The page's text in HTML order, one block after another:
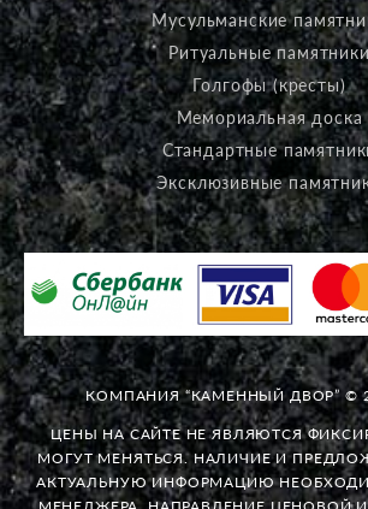
Мусульманские
Ритуальные
Голгофы (кресты)
Мемориальная доска
Стандартные
Эксклюзивные
КОМПАНИЯ “КАМЕННЫЙ ДВОР” ©
ЦЕНЫ НА САЙТЕ НЕ ЯВЛЯЮТСЯ
МОГУТ МЕНЯТЬСЯ. НАЛИЧИЕ И
АКТУАЛЬНУЮ ИНФОРМАЦИЮ